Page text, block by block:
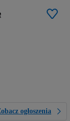
ogłoszenia